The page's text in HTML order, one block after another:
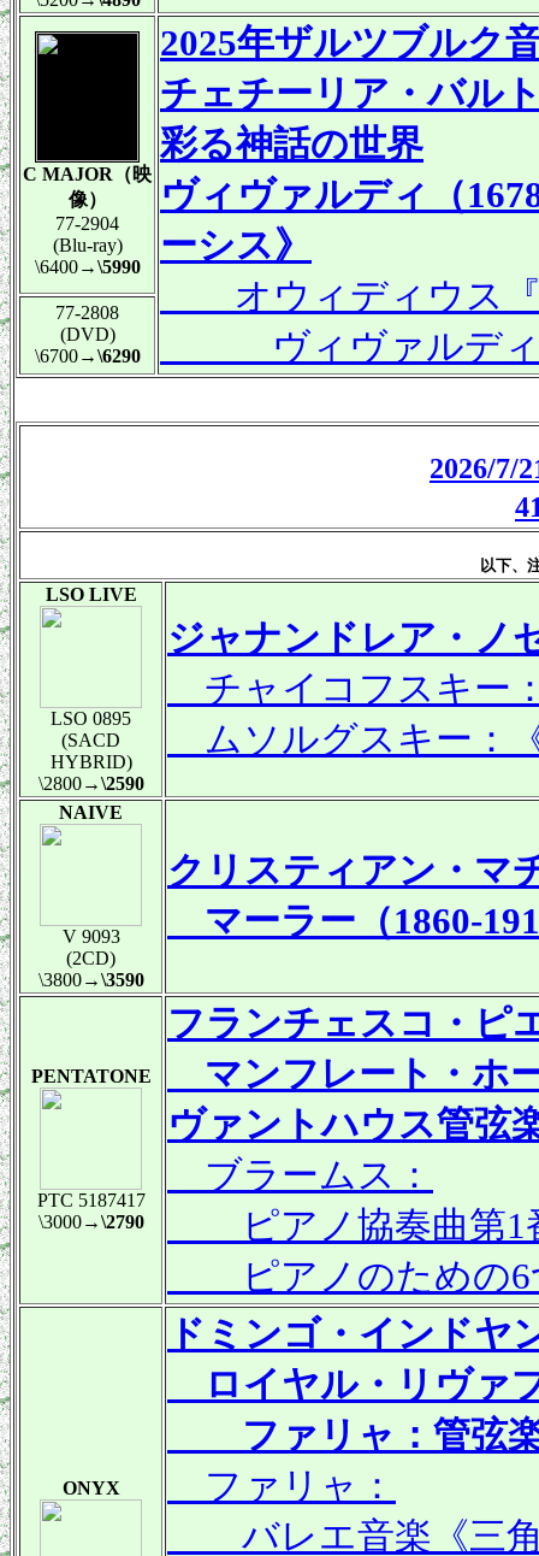
C MAJOR（映
像）
77-2904
(Blu-ray)
\6400→\5990
2025年ザルツブルク
チェチーリア・バル
彩る神話の世界
ヴィヴァルディ（
ーシス》
オウィディウス『
ヴィヴァルディ
77-2808
(DVD)
\6700→\6290
2026/7/
以下、
LSO LIVE
LSO 0895
(SACD
HYBRID)
\2800→\2590
ジャナンドレア・ノ
チャイコフスキー
ムソルグスキー：
NAIVE
V 9093
(2CD)
\3800→\3590
クリスティアン・マ
マーラー（1860-
PENTATONE
PTC 5187417
\3000→\2790
フランチェスコ・ピ
マンフレート・ホ
ヴァントハウス管弦
ブラームス：
ピアノ協奏曲第1
ピアノのための6
ONYX
ドミンゴ・インドヤ
ロイヤル・リヴァ
ファリャ：管弦
ファリャ：
バレエ音楽《三角